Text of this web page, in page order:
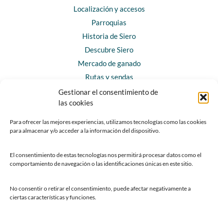
Gestionar el consentimiento de
las cookies
Para ofrecer las mejores experiencias, utilizamos tecnologías como las cookies
para almacenar y/o acceder a la información del dispositivo.
El consentimiento de estas tecnologías nos permitirá procesar datos como el
comportamiento de navegación o las identificaciones únicas en este sitio.
No consentir o retirar el consentimiento, puede afectar negativamente a
ciertas características y funciones.
Localización y accesos
Parroquias
Historia de Siero
Descubre Siero
Mercado de ganado
Rutas y sendas
Horarios y contacto
Teléfonos de interés
Chatbot Siero
SEDES ELECTRÓNICAS
Sede del Ayuntamiento de Siero